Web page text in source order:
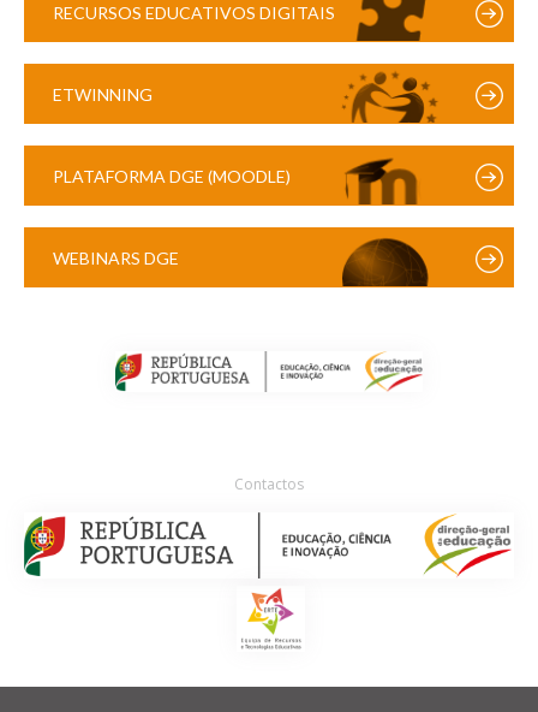
RECURSOS EDUCATIVOS DIGITAIS
ETWINNING
PLATAFORMA DGE (MOODLE)
WEBINARS DGE
Contactos